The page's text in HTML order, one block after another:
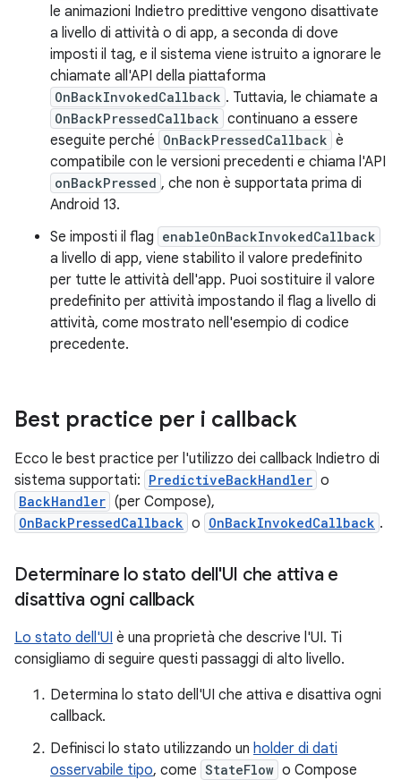
le animazioni Indietro predittive vengono disattivate
a livello di attività o di app, a seconda di dove
imposti il tag, e il sistema viene istruito a ignorare le
chiamate all'API della piattaforma
OnBackInvokedCallback . Tuttavia, le chiamate a
OnBackPressedCallback continuano a essere
eseguite perché OnBackPressedCallback è
compatibile con le versioni precedenti e chiama l'API
onBackPressed , che non è supportata prima di
Android 13.
Se imposti il flag enableOnBackInvokedCallback
a livello di app, viene stabilito il valore predefinito
per tutte le attività dell'app. Puoi sostituire il valore
predefinito per attività impostando il flag a livello di
attività, come mostrato nell'esempio di codice
precedente.
Best practice per i callback
Ecco le best practice per l'utilizzo dei callback Indietro di
sistema supportati: PredictiveBackHandler o
BackHandler (per Compose),
OnBackPressedCallback o OnBackInvokedCallback .
Determinare lo stato dell'UI che attiva e
disattiva ogni callback
Lo stato dell'UI è una proprietà che descrive l'UI. Ti
consigliamo di seguire questi passaggi di alto livello.
Determina lo stato dell'UI che attiva e disattiva ogni
callback.
Definisci lo stato utilizzando un holder di dati
osservabile tipo, come StateFlow o Compose